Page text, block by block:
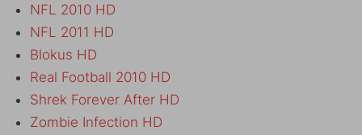
NFL 2010 HD
NFL 2011 HD
Blokus HD
Real Football 2010 HD
Shrek Forever After HD
Zombie Infection HD